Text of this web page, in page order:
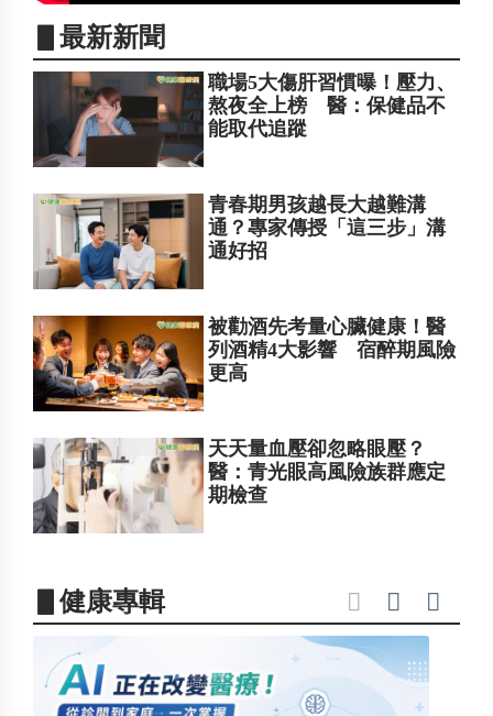
▋最新新聞
職場5大傷肝習慣曝！壓力、
熬夜全上榜 醫：保健品不
能取代追蹤
青春期男孩越長大越難溝
通？專家傳授「這三步」溝
通好招
被勸酒先考量心臟健康！醫
列酒精4大影響 宿醉期風險
更高
天天量血壓卻忽略眼壓？
醫：青光眼高風險族群應定
期檢查
▋健康專輯